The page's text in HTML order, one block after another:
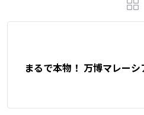
まるで本物！ 万博マレー